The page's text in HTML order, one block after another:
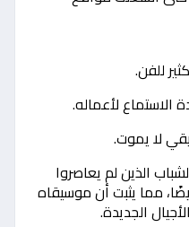
للفن.
الاستماع لأعماله.
لا يموت.
الذين لم يعاصروا
مما يثبت أن موسيقاه
الجديدة.